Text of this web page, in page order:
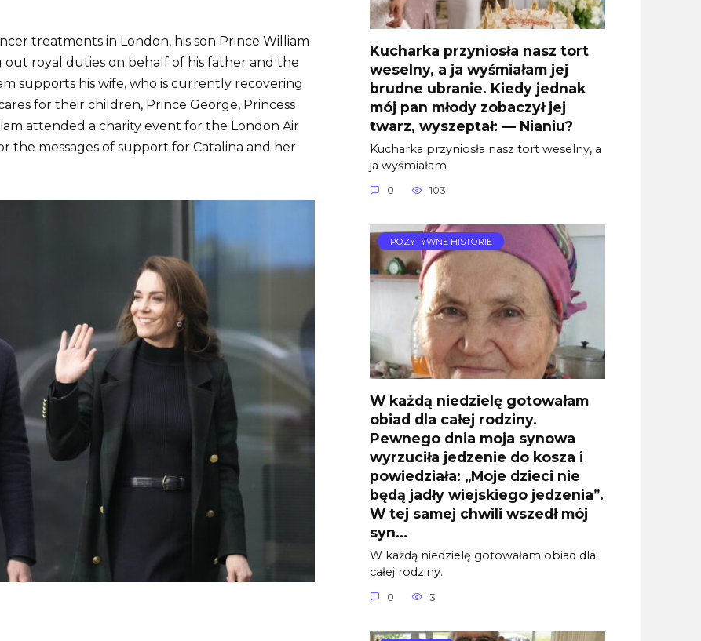
treatments in London, his son Prince William
out royal duties on behalf of his father and the
supports his wife, who is currently recovering
for their children, Prince George, Princess
attended a charity event for the London Air
the messages of support for Catalina and her
Kucharka przyniosła nasz tort
weselny, a ja wyśmiałam jej
brudne ubranie. Kiedy jednak
mój pan młody zobaczył jej
twarz, wyszeptał: — Nianiu?
Kucharka przyniosła nasz tort weselny, a
ja wyśmiałam
0 103
POZYTYWNE HISTORIE
W każdą niedzielę gotowałam
obiad dla całej rodziny.
Pewnego dnia moja synowa
wyrzuciła jedzenie do kosza i
powiedziała: „Moje dzieci nie
będą jadły wiejskiego jedzenia”.
W tej samej chwili wszedł mój
syn…
W każdą niedzielę gotowałam obiad dla
całej rodziny.
0 3